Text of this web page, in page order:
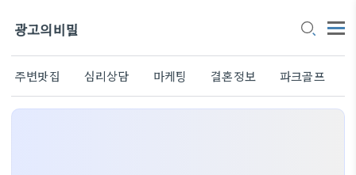
광고의비밀
주변맛집 심리상담 마케팅 결혼정보 파크골프